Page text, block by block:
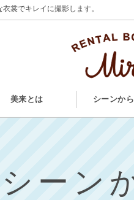
裳でキレイに撮影します。
美来とは シーンか
シーン